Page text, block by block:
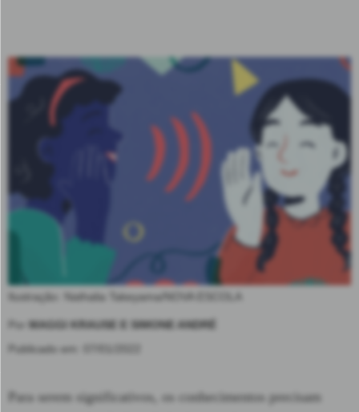
Ilustração: Nathalia Takeyama/NOVA ESCOLA
Por
MAGGI KRAUSE E SIMONE ANDRÉ
Publicado em: 07/01/2022
Para serem significativos, os conhecimentos precisam